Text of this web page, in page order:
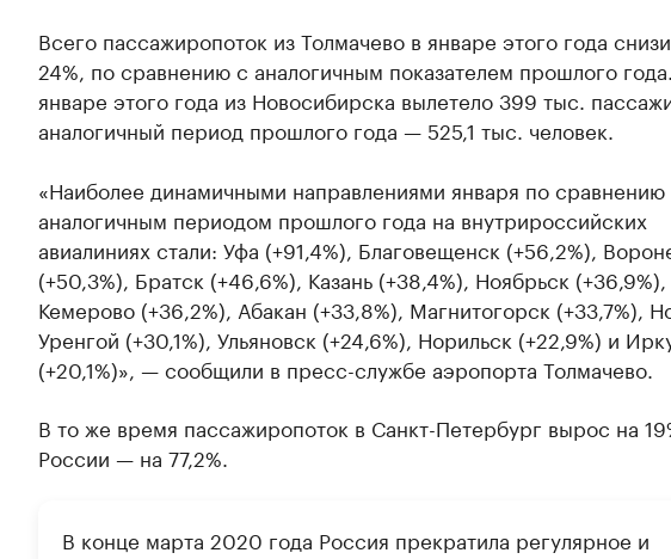
Всего пассажиропоток из Толмачево в январе этого года
24%, по сравнению с аналогичным показателем прошлого
январе этого года из Новосибирска вылетело 399 тыс.
аналогичный период прошлого года — 525,1 тыс. человек.
«Наиболее динамичными направлениями января по сравнению
аналогичным периодом прошлого года на внутрироссийских
авиалиниях стали: Уфа (+91,4%), Благовещенск (+56,2%),
(+50,3%), Братск (+46,6%), Казань (+38,4%), Ноябрьск (+36,9%),
Кемерово (+36,2%), Абакан (+33,8%), Магнитогорск (+33,7%),
Уренгой (+30,1%), Ульяновск (+24,6%), Норильск (+22,9%) и
(+20,1%)», — сообщили в пресс-службе аэропорта Толмачево.
В то же время пассажиропоток в Санкт-Петербург вырос на
России — на 77,2%.
В конце марта 2020 года Россия прекратила регулярное и